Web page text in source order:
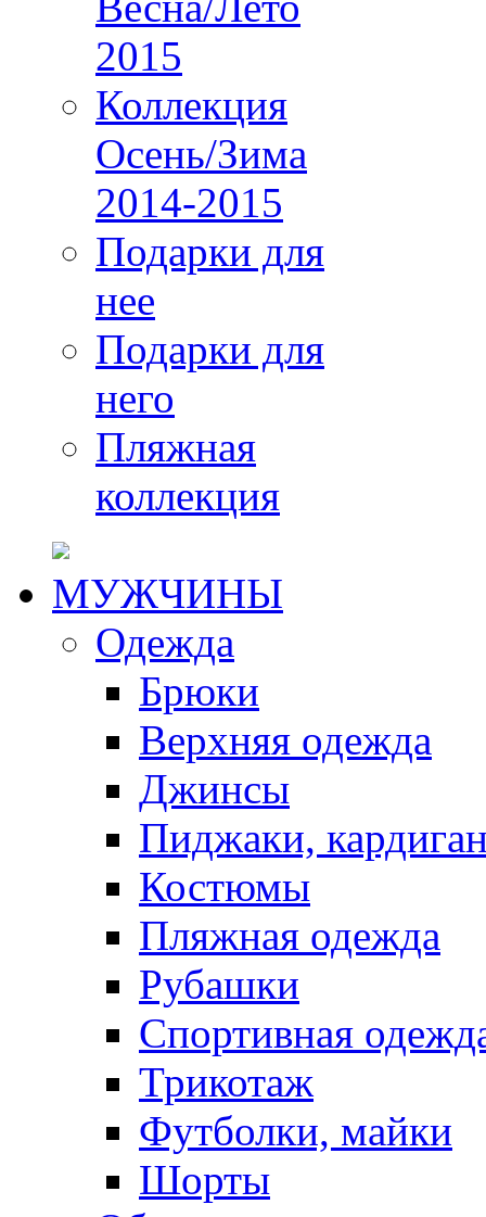
2015
Коллекция
Осень/Зима
2014-2015
Подарки для
нее
Подарки для
него
Пляжная
коллекция
МУЖЧИНЫ
Одежда
Брюки
Верхняя одежда
Джинсы
Пиджаки,
Костюмы
Пляжная одежда
Рубашки
Спортивная
Трикотаж
Футболки, майки
Шорты